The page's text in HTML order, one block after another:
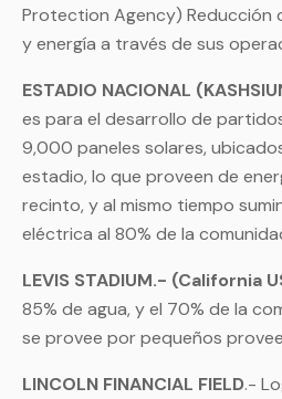
Protection Agency) Reducción
y energía a través de sus
ESTADIO NACIONAL
es para el desarrollo de
9,000 paneles solares,
estadio, lo que proveen de
recinto, y al mismo tiempo
eléctrica al 80% de la
LEVIS STADIUM.- (California
85% de agua, y el 70% de la
se provee por pequeños
LINCOLN FINANCIAL FIELD.-